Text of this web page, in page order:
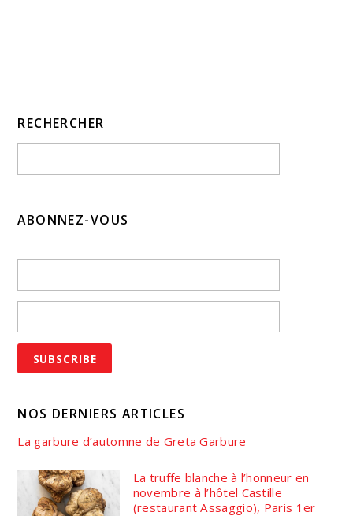
RECHERCHER
ABONNEZ-VOUS
NOS DERNIERS ARTICLES
La garbure d’automne de Greta Garbure
La truffe blanche à l’honneur en
novembre à l’hôtel Castille
(restaurant Assaggio), Paris 1er